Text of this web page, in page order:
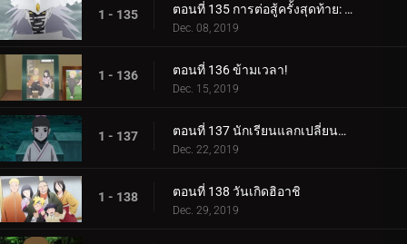
1 - 135 ตอนที่ 135 การต่อสู้ครั้งสุดท้าย: อุราชิกิ
Dec. 08, 2019
1 - 136 ตอนที่ 136 ข้ามเวลา!
Dec. 15, 2019
1 - 137 ตอนที่ 137 นักเรียนแลกเปลี่ยนซามูไร
Dec. 22, 2019
1 - 138 ตอนที่ 138 วันเกิดฮิอาชิ
Dec. 29, 2019